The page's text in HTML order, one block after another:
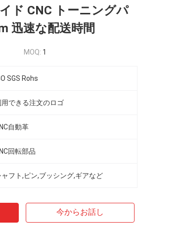
ド CNC トーニングパ
迅速な配送時間
MOQ: 1
SGS Rohs
用できる注文のロゴ
自動革
回転部品
ャフト,ピン,ブッシング,ギアなど
今からお話し